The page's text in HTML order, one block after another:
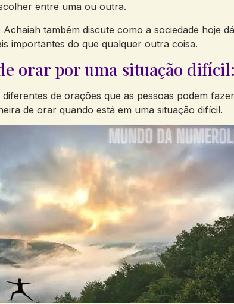
entre uma ou outra.
também discute como a sociedade hoje
importantes do que qualquer outra coisa.
orar por uma situação
diferentes de orações que as pessoas podem
de orar quando está em uma situação difícil.